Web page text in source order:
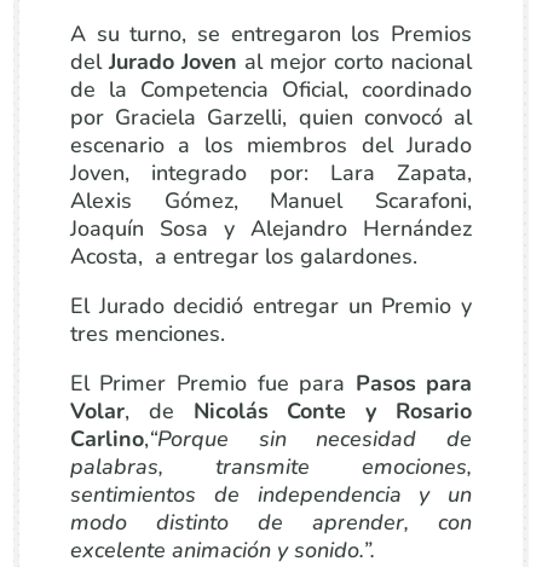
A su turno, se entregaron los Premios
delJurado Joven al mejor corto nacional
de la Competencia Oficial, coordinado
por Graciela Garzelli, quien convocó al
escenario a los miembros del Jurado
Joven, integrado por: Lara Zapata,
Alexis Gómez, Manuel Scarafoni,
Joaquín Sosa y Alejandro Hernández
Acosta, a entregar los galardones.
El Jurado decidió entregar un Premio y
tres menciones.
El Primer Premio fue para Pasos para
Volar, de Nicolás Conte y Rosario
Carlino,“Porque sin necesidad de
palabras, transmite emociones,
sentimientos de independencia y un
modo distinto de aprender, con
excelente animación y sonido.”.